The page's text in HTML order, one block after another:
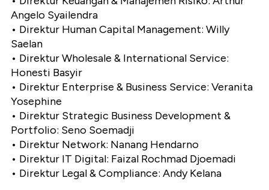
Angelo Syailendra
•⁠ ⁠Direktur Human Capital Management: Willy
Saelan
•⁠ ⁠Direktur Wholesale & International Service:
Honesti Basyir
•⁠ ⁠Direktur Enterprise & Business Service: Veranita
Yosephine
•⁠ ⁠Direktur Strategic Business Development &
Portfolio: Seno Soemadji
•⁠ ⁠Direktur Network: Nanang Hendarno
•⁠ ⁠Direktur IT Digital: Faizal Rochmad Djoemadi
•⁠ ⁠Direktur Legal & Compliance: Andy Kelana